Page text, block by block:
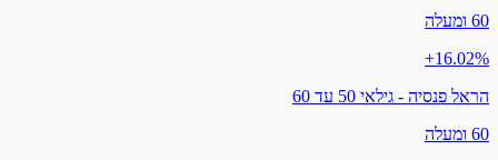
60 ומעלה
‎+16.02%
הראל פנסיה - גילאי 50 עד 60
60 ומעלה